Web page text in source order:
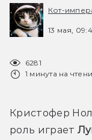
Кот-
13 мая,
6281
1 минута на
Кристофер
роль играет